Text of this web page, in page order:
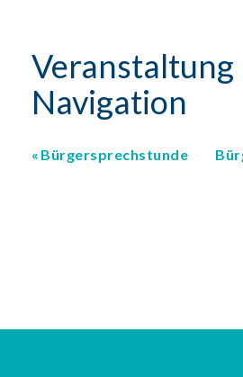
Veranstaltung
Navigation
Bürgersprechstunde